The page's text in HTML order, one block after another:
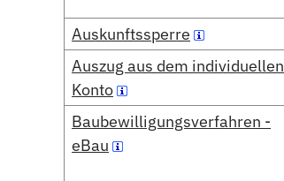
Auskunftssperre
Auszug aus dem individuellen
Konto
Baubewilligungsverfahren -
eBau